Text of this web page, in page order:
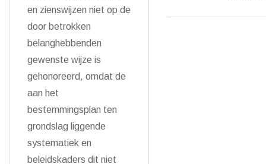
en zienswijzen niet op de
door betrokken
belanghebbenden
gewenste wijze is
gehonoreerd, omdat de
aan het
bestemmingsplan ten
grondslag liggende
systematiek en
beleidskaders dit niet